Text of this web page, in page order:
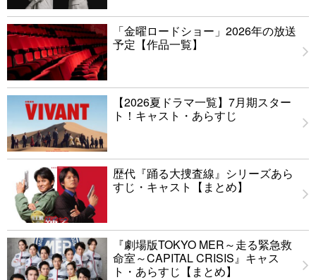
「金曜ロードショー」2026年の放送
予定【作品一覧】
【2026夏ドラマ一覧】7月期スター
ト！キャスト・あらすじ
歴代『踊る大捜査線』シリーズあら
すじ・キャスト【まとめ】
『劇場版TOKYO MER～走る緊急救
命室～CAPITAL CRISIS』キャス
ト・あらすじ【まとめ】